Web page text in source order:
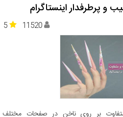
پرطرفدار اینستاگرام
5 11520
بر روی ناخن در صفحات مختلف